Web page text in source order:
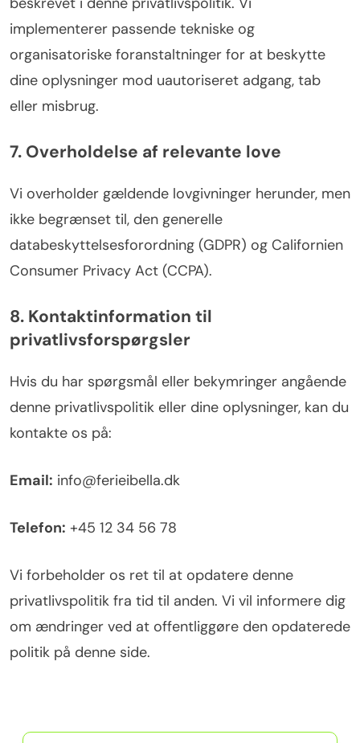
implementerer passende tekniske og
organisatoriske foranstaltninger for at beskytte
dine oplysninger mod uautoriseret adgang, tab
eller misbrug.
7. Overholdelse af relevante love
Vi overholder gældende lovgivninger herunder, men
ikke begrænset til, den generelle
databeskyttelsesforordning (GDPR) og Californien
Consumer Privacy Act (CCPA).
8. Kontaktinformation til
privatlivsforspørgsler
Hvis du har spørgsmål eller bekymringer angående
denne privatlivspolitik eller dine oplysninger, kan du
kontakte os på:
Email: info@ferieibella.dk
Telefon: +45 12 34 56 78
Vi forbeholder os ret til at opdatere denne
privatlivspolitik fra tid til anden. Vi vil informere dig
om ændringer ved at offentliggøre den opdaterede
politik på denne side.